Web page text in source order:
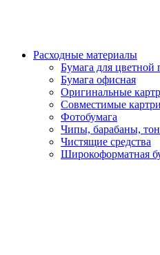
Расходные материалы
Бумага для цветной
Бумага офисная
Оригинальные
Совместимые
Фотобумага
Чипы, барабаны,
Чистящие средства
Широкоформатная